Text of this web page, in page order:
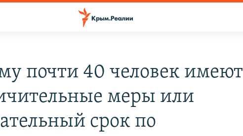
почти 40 человек имеют
меры или
срок по